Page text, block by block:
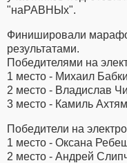
"наРАВНЫх".
Финишировали
результатами.
Победителями на
1 место - Михаил
2 место - Владислав
3 место - Камиль
Победители на
1 место - Оксана
2 место - Андрей